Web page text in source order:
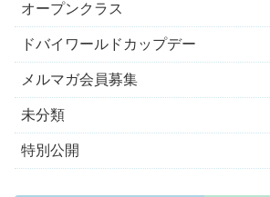
オープンクラス
ドバイワールドカップデー
メルマガ会員募集
未分類
特別公開